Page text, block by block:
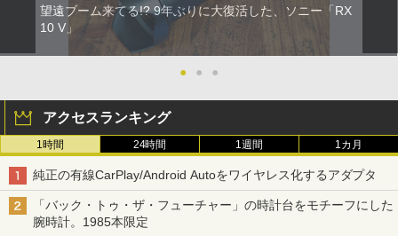
望遠ブーム来てる!? 9年ぶりに大復活した、ソニー「RX
10 V」
● ● ●
アクセスランキング
1時間 24時間 1週間 1カ月
純正の有線CarPlay/Android Autoをワイヤレス化するアダプタ
「バック・トゥ・ザ・フューチャー」の時計台をモチーフにした
腕時計。1985本限定